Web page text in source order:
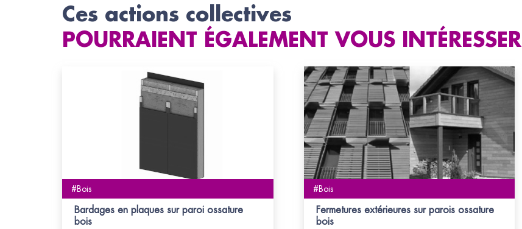
Ces actions collectives
POURRAIENT ÉGALEMENT VOUS INTÉRESSER
#Bois
Bardages en plaques sur paroi ossature
bois
#Bois
Fermetures extérieures sur parois ossature
bois